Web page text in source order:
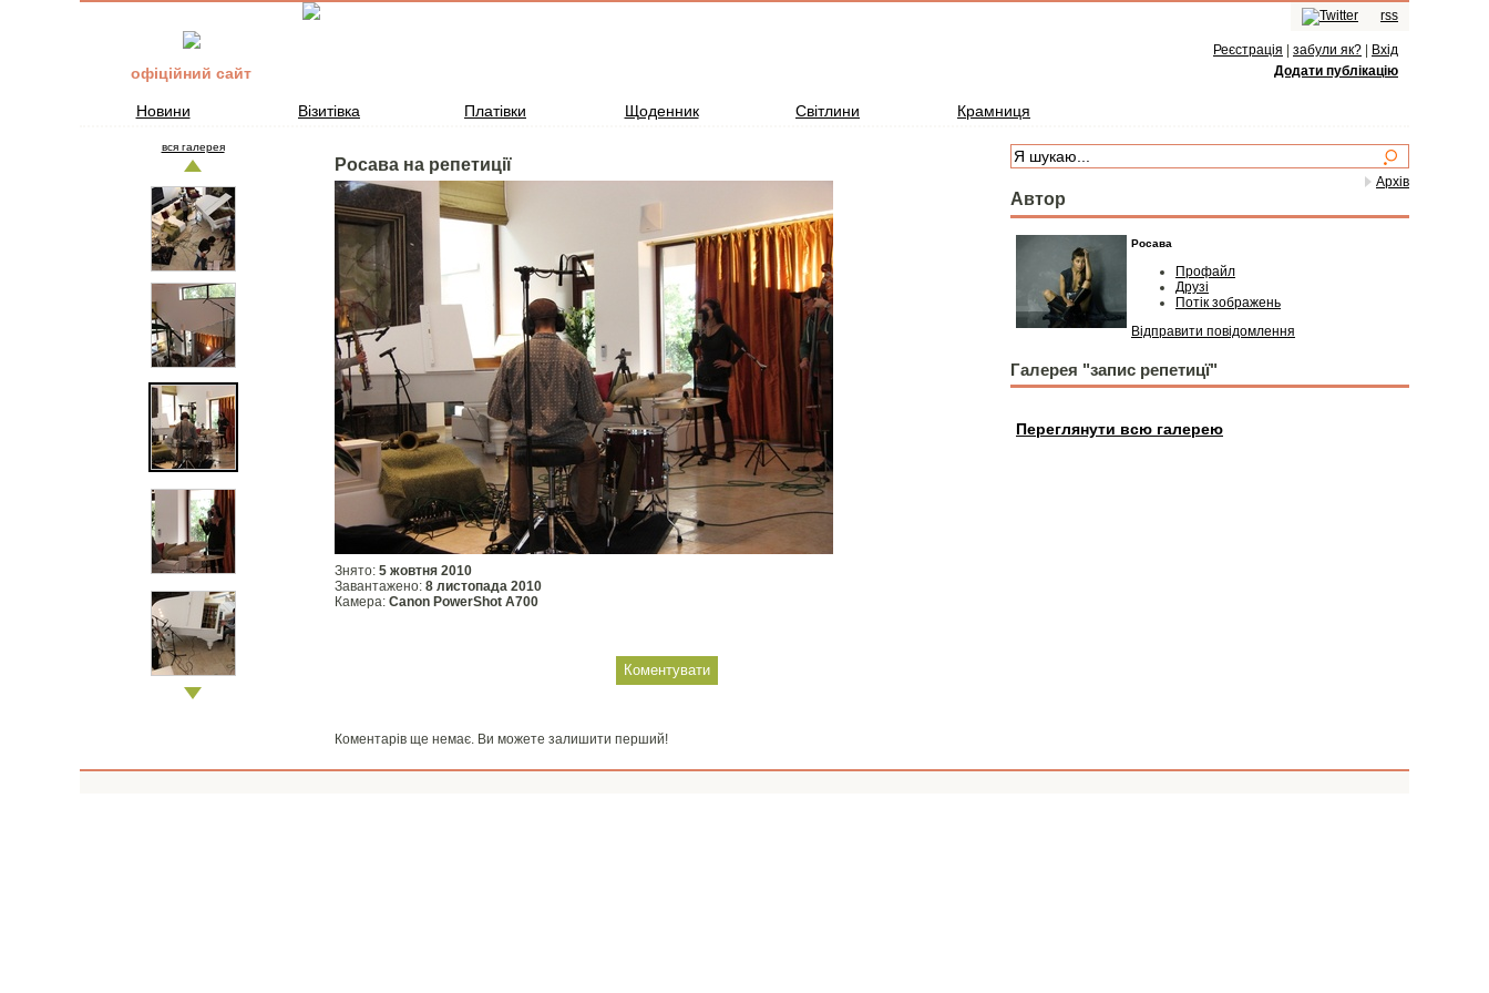
офіційний сайт
rss
Реєстрація забули як?
Вхід
Додати публікацію
Новини Візитівка Платівки Щоденник Світлини Крамниця
Архів
Автор
Росава
Профайл
Друзі
Потік зображень
Відправити повідомлення
Галерея "запис репетицї"
Переглянути всю галерею
Росава на репетиції
Знято: 5 жовтня 2010
Завантажено: 8 листопада 2010
Камера: Canon PowerShot A700
Коментарів ще немає. Ви можете залишити перший!
вся галерея